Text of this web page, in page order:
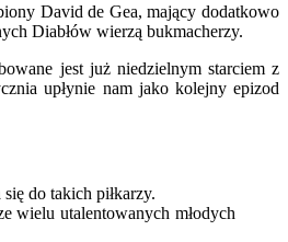
David de Gea, mający dodatkowo
Diabłów wierzą bukmacherzy.
jest już niedzielnym starciem z
upłynie nam jako kolejny epizod
do takich piłkarzy.
wielu utalentowanych młodych